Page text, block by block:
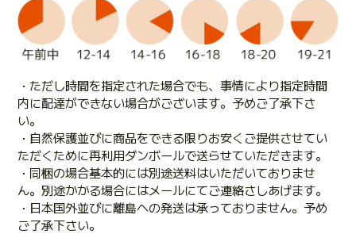
・ただし時間を指定された場合でも、事情により指定時間
内に配達ができない場合がございます。予めご了承下さ
い。
・自然保護並びに商品をできる限りお安くご提供させてい
ただくために再利用ダンボールで送らせていただきます。
・同梱の場合基本的には別途送料はいただいておりませ
ん。別途かかる場合にはメールにてご連絡さしあげます。
・日本国外並びに離島への発送は承っておりません。予め
ご了承下さい。